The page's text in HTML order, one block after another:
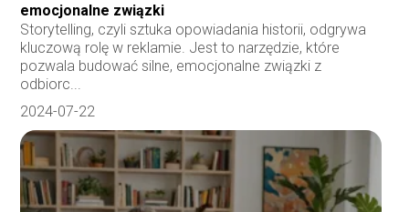
emocjonalne związki
Storytelling, czyli sztuka opowiadania historii, odgrywa
kluczową rolę w reklamie. Jest to narzędzie, które
pozwala budować silne, emocjonalne związki z
odbiorc...
2024-07-22